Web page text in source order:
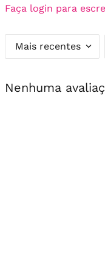
Faça login para
Mais recentes
Nenhuma